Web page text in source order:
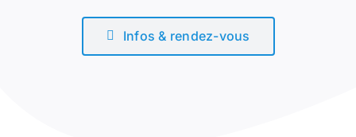
Infos & rendez-vous